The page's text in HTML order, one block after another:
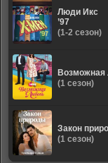
Люди Икс
’97
(1-2 сезон)
Возможная
(1 сезон)
Закон
(1 сезон)